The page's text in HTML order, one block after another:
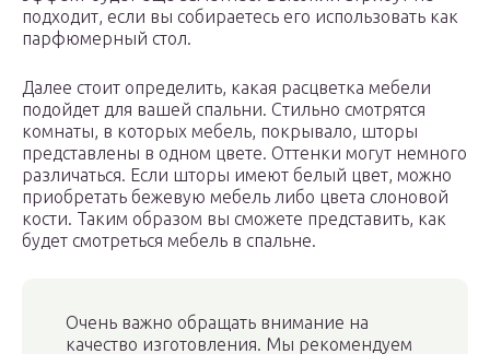
подходит, если вы собираетесь его использовать как
парфюмерный стол.
Далее стоит определить, какая расцветка мебели
подойдет для вашей спальни. Стильно смотрятся
комнаты, в которых мебель, покрывало, шторы
представлены в одном цвете. Оттенки могут немного
различаться. Если шторы имеют белый цвет, можно
приобретать бежевую мебель либо цвета слоновой
кости. Таким образом вы сможете представить, как
будет смотреться мебель в спальне.
Очень важно обращать внимание на
качество изготовления. Мы рекомендуем